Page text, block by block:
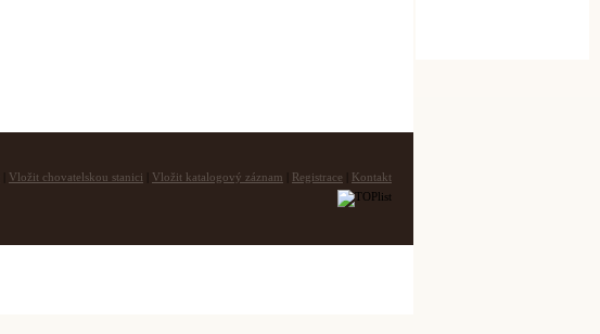
Vložit chovatelskou stanici Vložit katalogový záznam Registrace Kontakt